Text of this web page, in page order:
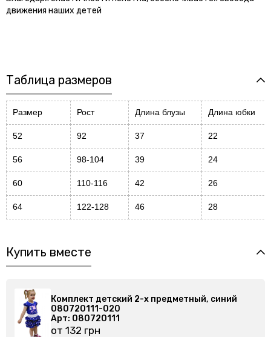
движения наших детей
Таблица размеров
Размер Рост Длина блузы Длина юбки
52 92 37 22
56 98-104 39 24
60 110-116 42 26
64 122-128 46 28
Купить вместе
Комплект детский 2-х предметный, синий
080720111-020
Арт: 080720111
от 132 грн